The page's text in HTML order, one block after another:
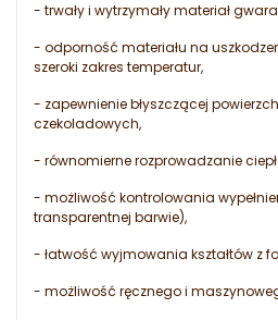
- trwały i wytrzymały materiał
- odporność materiału na
szeroki zakres temperatur,
- zapewnienie błyszczącej
czekoladowych,
- równomierne rozprowadzanie
- możliwość kontrolowania
transparentnej barwie),
- łatwość wyjmowania kształtów z
- możliwość ręcznego i